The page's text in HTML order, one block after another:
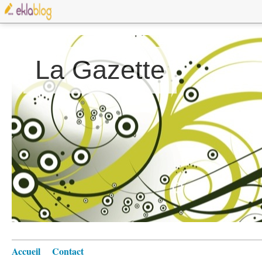
La Gazette
Accueil Contact